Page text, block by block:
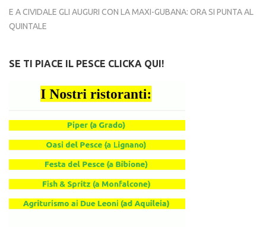
E A CIVIDALE GLI AUGURI CON LA MAXI-GUBANA: ORA SI PUNTA AL
QUINTALE
SE TI PIACE IL PESCE CLICKA QUI!